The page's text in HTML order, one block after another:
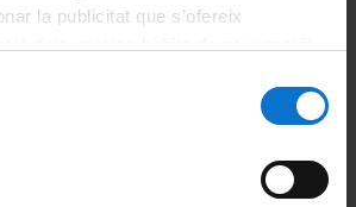
la publicitat que s’ofereix
de galetes del lloc web de la